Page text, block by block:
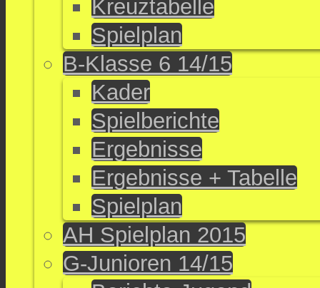
Kreuztabelle
Spielplan
B-Klasse 6 14/15
Kader
Spielberichte
Ergebnisse
Ergebnisse + Tabelle
Spielplan
AH Spielplan 2015
G-Junioren 14/15